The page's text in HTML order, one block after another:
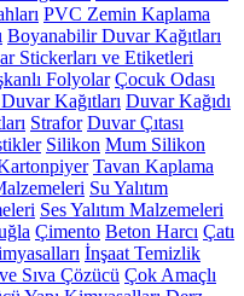
PVC Zemin Kaplama
Boyanabilir Duvar Kağıtları
Stickerları ve Etiketleri
Folyolar Çocuk Odası
Kağıtları Duvar Kağıdı
Strafor Duvar Çıtası
Silikon Mum Silikon
Tavan Kaplama
Su Yalıtım
Ses Yalıtım Malzemeleri
Çimento Beton Harcı Çatı
İnşaat Temizlik
Sıva Çözücü Çok Amaçlı